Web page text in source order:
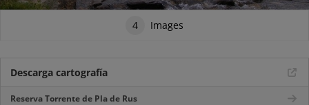
4 Images
Descarga cartografía
Reserva Torrente de Pla de Rus